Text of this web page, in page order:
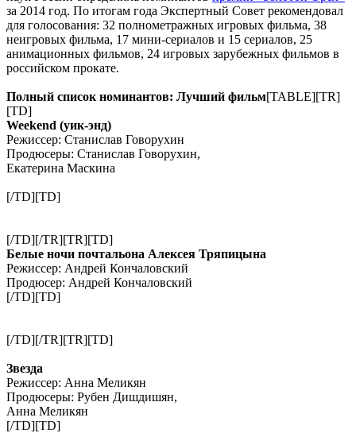
за 2014 год. По итогам года Экспертный Cовет рекомендовал
для голосования: 32 полнометражных игровых фильма, 38
неигровых фильма, 17 мини-сериалов и 15 сериалов, 25
анимационных фильмов, 24 игровых зарубежных фильмов в
российском прокате.
Полный список номинантов: Лучший фильм[TABLE][TR]
[TD]
Weekend (уик-энд)
Режиссер: Станислав Говорухин
Продюсеры: Станислав Говорухин,
Екатерина Маскина
[/TD][TD]
[/TD][/TR][TR][TD]
Белые ночи почтальона Алексея Тряпицына
Режиссер: Андрей Кончаловский
Продюсер: Андрей Кончаловский
[/TD][TD]
[/TD][/TR][TR][TD]
Звезда
Режиссер: Анна Меликян
Продюсеры: Рубен Дишдишян,
Анна Меликян
[/TD][TD]